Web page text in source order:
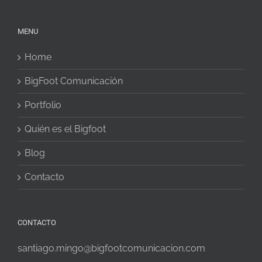
MENU
Home
BigFoot Comunicación
Portfolio
Quién es el Bigfoot
Blog
Contacto
CONTACTO
santiago.mingo@bigfootcomunicacion.com